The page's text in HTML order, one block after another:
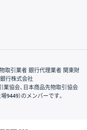
取引業者 銀行代理業者 関東財
銀行株式会社
業協会、日本商品先物取引協会
9449）のメンバーです。